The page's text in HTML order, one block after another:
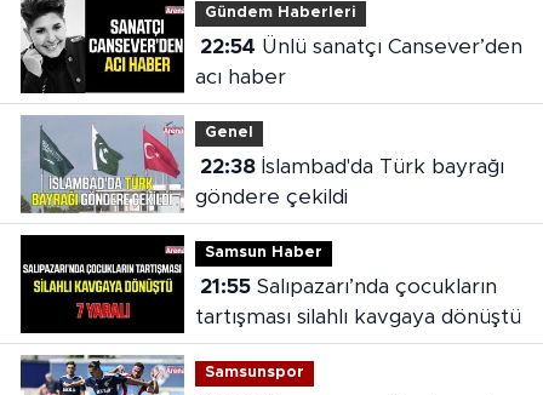
Gündem Haberleri
22:54
acı haber
Genel
22:38İslambad'da Türk bayrağı
göndere çekildi
Samsun Haber
21:55Salıpazarı’nda çocukların
tartışması silahlı kavgaya dönüştü
Samsunspor